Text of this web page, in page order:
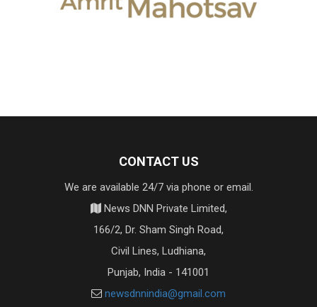
CONTACT US
We are available 24/7 via phone or email.
News DNN Private Limited,
166/2, Dr. Sham Singh Road,
Civil Lines, Ludhiana,
Punjab, India - 141001
newsdnnindia@gmail.com